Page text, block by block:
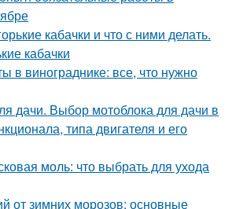
кабачки и что с ними делать.
кабачки
в винограднике: все, что нужно
дачи. Выбор мотоблока для дачи в
типа двигателя и его
моль: что выбрать для ухода
от зимних морозов: основные